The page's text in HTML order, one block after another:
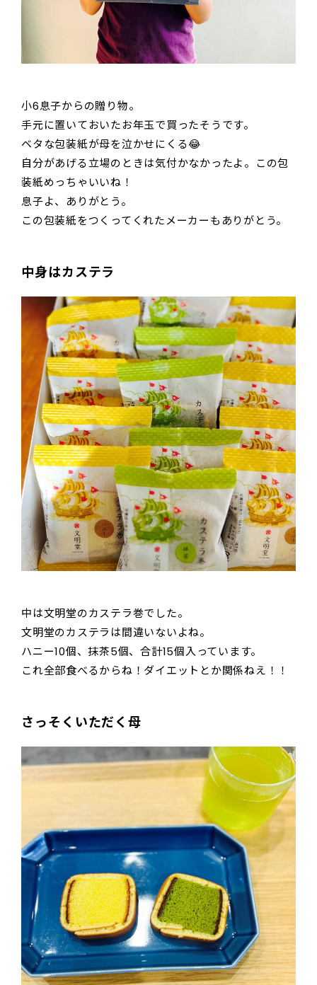
小6息子からの贈り物。
手元に置いておいたお年玉で買ったそうです。
ベタな包装紙が母を泣かせにくる😂
自分があげる立場のときは気付かなかったよ。この包
装紙めっちゃいいね！
息子よ、ありがとう。
この包装紙をつくってくれたメーカーもありがとう。
中身はカステラ
中は文明堂のカステラ巻でした。
文明堂のカステラは間違いないよね。
ハニー10個、抹茶5個、合計15個入っています。
これ全部食べるからね！ダイエットとか関係ねえ！！
さっそくいただく母